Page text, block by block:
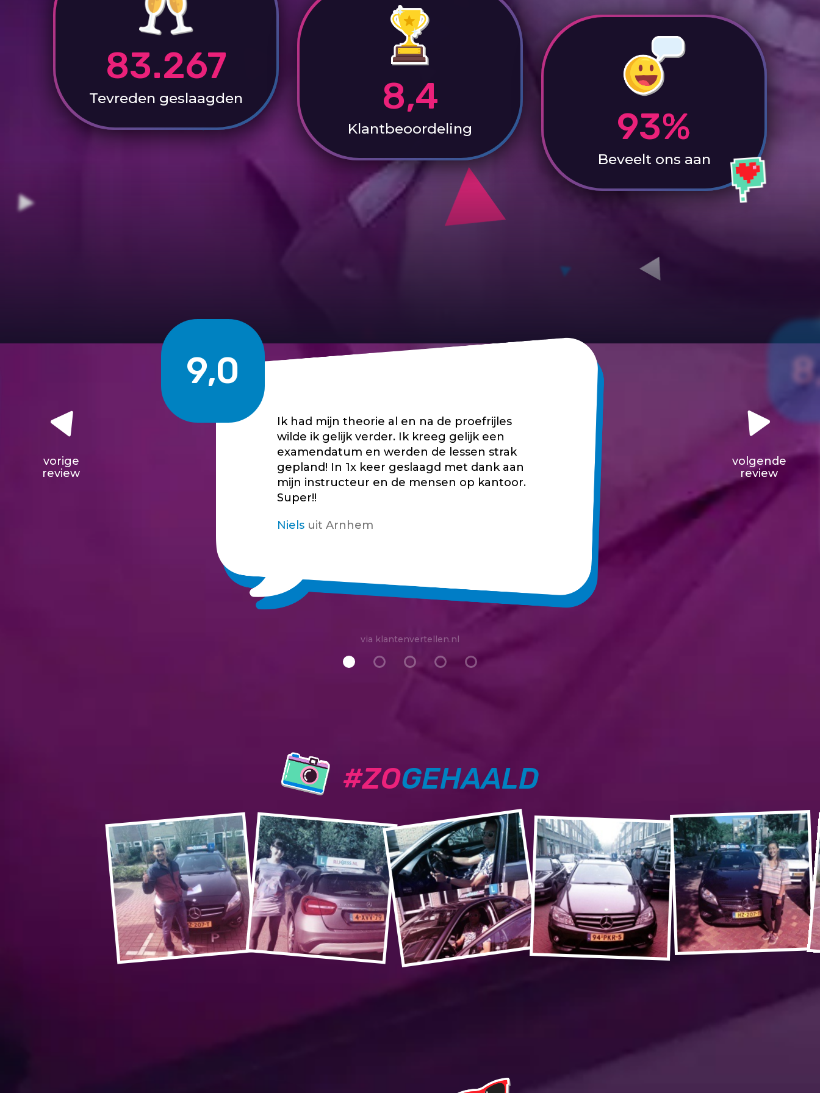
83.267
Tevreden geslaagden 8,4
Klantbeoordeling 93%
Beveelt ons aan
9,0
Ik had mijn theorie al en na de proefrijles
wilde ik gelijk verder. Ik kreeg gelijk een
examendatum en werden de lessen strak
gepland! In 1x keer geslaagd met dank aan
mijn instructeur en de mensen op kantoor.
Super!!
Niels uit Arnhem
vorige
review
volgende
review
via klantenvertellen.nl
#ZOGEHAALD